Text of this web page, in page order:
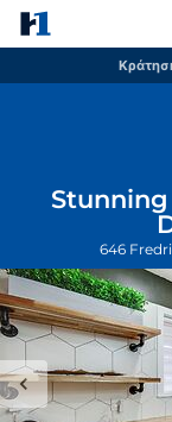
Stunning
646